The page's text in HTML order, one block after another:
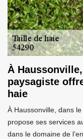
À
paysagiste
haie
À Haussonville, dans
propose ses services
dans le domaine de